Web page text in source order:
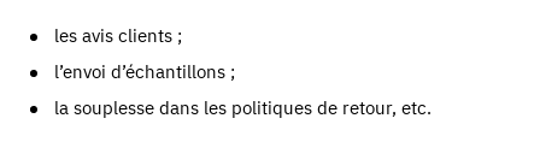
les avis clients ;
l’envoi d’échantillons ;
la souplesse dans les politiques de retour, etc.